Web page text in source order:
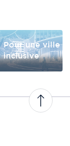
Pour une ville
inclusive